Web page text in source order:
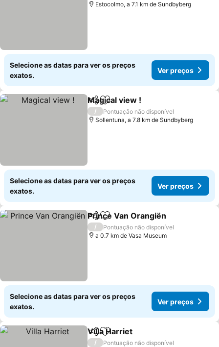
Estocolmo, a 7.1 km de Sundbyberg
Selecione as datas para ver os preços
exatos.
Ver preços
PartilharAdicionar aos favoritos
Magical view !
/
Pontuação não disponível
Sollentuna, a 7.8 km de Sundbyberg
Selecione as datas para ver os preços
exatos.
Ver preços
PartilharAdicionar aos favoritos
Prince Van Orangiën
/
Pontuação não disponível
a 0.7 km de Vasa Museum
Selecione as datas para ver os preços
exatos.
Ver preços
PartilharAdicionar aos favoritos
Villa Harriet
/
Pontuação não disponível